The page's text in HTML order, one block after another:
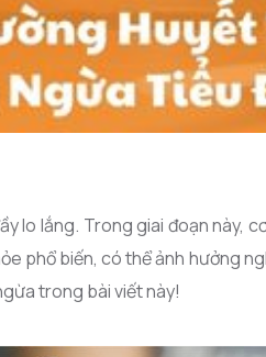
lo lắng. Trong giai đoạn này,
phổ biến, có thể ảnh hưởng
trong bài viết này!